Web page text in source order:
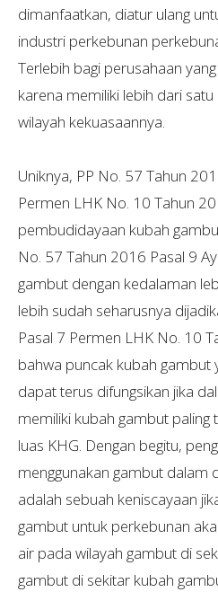
dimanfaatkan, diatur ulang
industri perkebunan
Terlebih bagi perusahaan
karena memiliki lebih dari
wilayah kekuasaannya.
Uniknya, PP No. 57 Tahun
Permen LHK No. 10 Tahun
pembudidayaan kubah
No. 57 Tahun 2016 Pasal 9
gambut dengan kedalaman
lebih sudah seharusnya
Pasal 7 Permen LHK No. 10
bahwa puncak kubah gambut
dapat terus difungsikan jika
memiliki kubah gambut paling
luas KHG. Dengan begitu,
menggunakan gambut dalam
adalah sebuah keniscayaan
gambut untuk perkebunan
air pada wilayah gambut di
gambut di sekitar kubah